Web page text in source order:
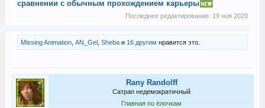
сравнении с обычным прохождением карьеры
Последнее редактирование: 19 ноя 2020
Missing Animation, AN_Gel Shebaи 16 другим нравится это.
Rany Randolff
Сатрап недемократичный
Главная по ёлочкам